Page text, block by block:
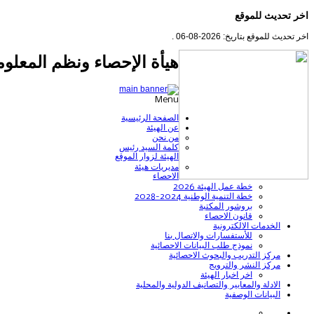
اخر تحديث للموقع
اخر تحديث للموقع بتاريخ: 2026-08-06 .
هيأة الإحصاء ونظم
Menu
الصفحة الرئيسية
عن الهيئة
من نحن
كلمة السيد رئيس
الهيئة لزوار الموقع
مديريات هيئة
الاحصاء
خطة عمل الهيئة 2026
خطة التنمية الوطنية 2024-2028
بروشور المكتبة
قانون الاحصاء
الخدمات الالكترونية
للأستفسارات والاتصال بنا
نموذج طلب البيانات الاحصائية
مركز التدريب والبحوث الاحصائية
مركز النشر والترويج
اخر اخبار الهيئة
الادلة والمعايير والتصانيف الدولية والمحلية
البيانات الوصفية